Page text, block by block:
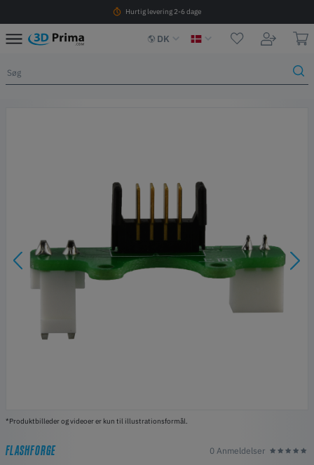
Hurtig levering 2-6 dage
DK
*Produktbilleder og videoer er kun til illustrationsformål.
FLASHFORGE 0 Anmeldelser